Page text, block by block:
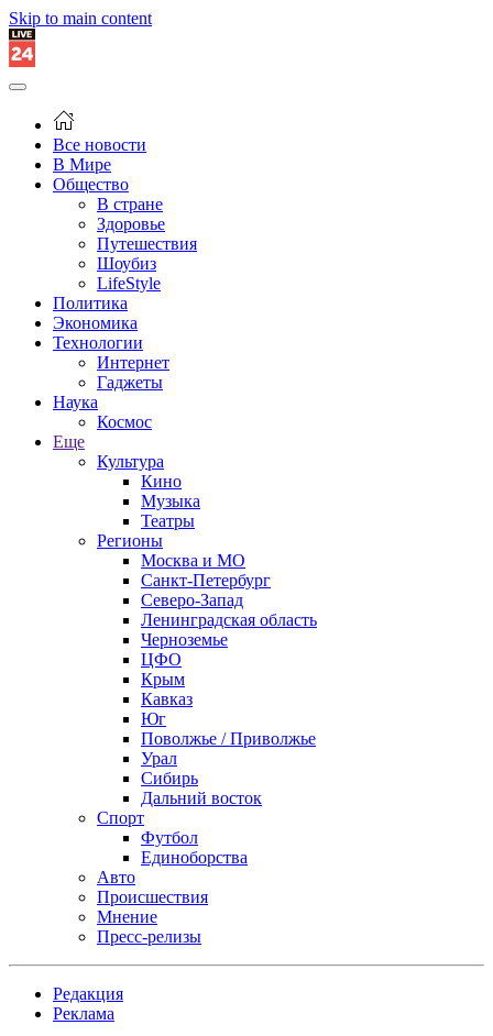
Skip to main content
Все новости
В Мире
Общество
В стране
Здоровье
Путешествия
Шоубиз
LifeStyle
Политика
Экономика
Технологии
Интернет
Гаджеты
Наука
Космос
Еще
Культура
Кино
Музыка
Театры
Регионы
Москва и МО
Санкт-Петербург
Северо-Запад
Ленинградская область
Черноземье
ЦФО
Крым
Кавказ
Юг
Поволжье / Приволжье
Урал
Сибирь
Дальний восток
Спорт
Футбол
Единоборства
Авто
Происшествия
Мнение
Пресс-релизы
Редакция
Реклама